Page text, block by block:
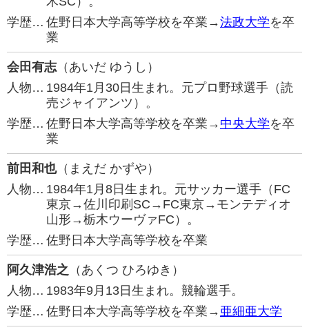
学歴… 佐野日本大学高等学校を卒業→法政大学を卒
業
会田有志（あいだ ゆうし）
人物… 1984年1月30日生まれ。元プロ野球選手（読
売ジャイアンツ）。
学歴… 佐野日本大学高等学校を卒業→ 中央大学を卒
業
前田和也（まえだ かずや）
人物… 1984年1月8日生まれ。元サッカー選手（FC
東京→佐川印刷SC→FC東京→モンテディオ
山形→栃木ウーヴァFC）。
学歴… 佐野日本大学高等学校を卒業
阿久津浩之 （あくつ ひろゆき）
人物… 1983年9月13日生まれ。競輪選手。
学歴… 佐野日本大学高等学校を卒業→ 亜細亜大学